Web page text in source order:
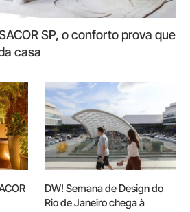
SP, o conforto prova que
casa
DW! Semana de Design do
Rio de Janeiro chega à